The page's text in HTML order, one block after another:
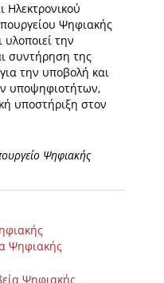
Ηλεκτρονικού
Ψηφιακής
την
συντήρηση της
την υποβολή και
υποψηφιοτήτων,
υποστήριξη στον
Ψηφιακής
Ψηφιακής
Ψηφιακής